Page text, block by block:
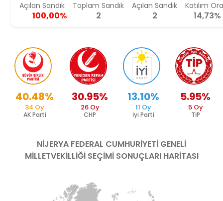
Açılan Sandık
100,00%
Toplam Sandık
2
Açılan Sandık
2
Katılım
14,73%
AK Parti
40.48%
34 Oy
CHP
30.95%
26 Oy
İyi Parti
13.10%
11 Oy
TİP
5.95%
5 Oy
NİJERYA FEDERAL CUMHURİYETİ GENELİ
MİLLETVEKİLLİĞİ SEÇİMİ SONUÇLARI HARİTASI